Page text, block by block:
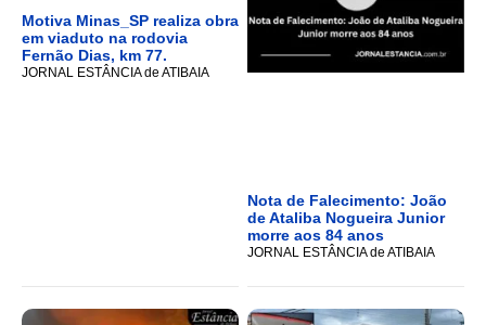
Motiva Minas_SP realiza obra
em viaduto na rodovia
Fernão Dias, km 77.
JORNAL ESTÂNCIA de ATIBAIA
Nota de Falecimento: João
de Ataliba Nogueira Junior
morre aos 84 anos
JORNAL ESTÂNCIA de ATIBAIA